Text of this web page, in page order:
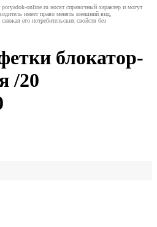
online.ru носят справочный характер и могут
имеет право менять внешний вид,
его потребительских свойств без
блокатор-
/20